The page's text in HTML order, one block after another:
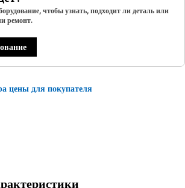
чтобы узнать, подходит ли деталь или
ремонт.
цены для покупателя